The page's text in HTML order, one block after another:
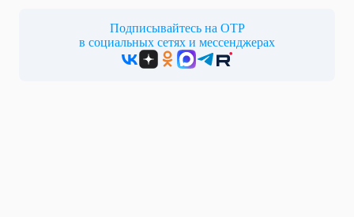
Подписывайтесь на ОТР
в социальных сетях и мессенджерах